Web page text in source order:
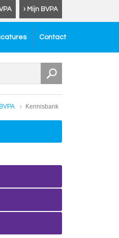
› Mijn BVPA
Contact
BVPA Kennisbank